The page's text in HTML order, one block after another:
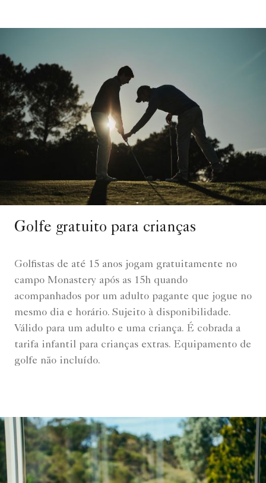
Golfe gratuito para crianças
Golfistas de até 15 anos jogam gratuitamente no
campo Monastery após as 15h quando
acompanhados por um adulto pagante que jogue no
mesmo dia e horário. Sujeito à disponibilidade.
Válido para um adulto e uma criança. É cobrada a
tarifa infantil para crianças extras. Equipamento de
golfe não incluído.